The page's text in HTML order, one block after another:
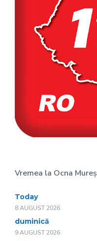
Vremea la Ocna Mureș
Today
8 AUGUST 2026
duminică
9 AUGUST 2026